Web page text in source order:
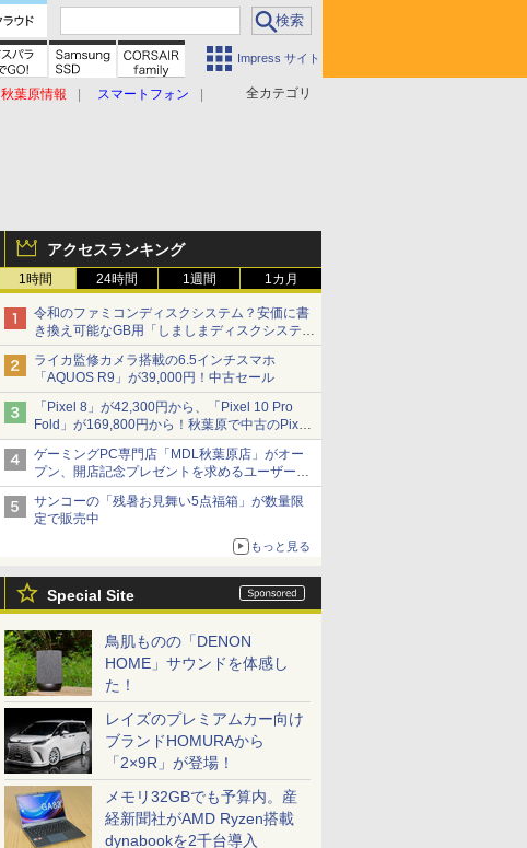
Impress サイト
全カテゴリ
秋葉原情報
スマートフォン
アクセスランキング
1時間 24時間 1週間 1カ月
令和のファミコンディスクシステム？安価に書
き換え可能なGB用「しましまディスクシステ
ム」
ライカ監修カメラ搭載の6.5インチスマホ
「AQUOS R9」が39,000円！中古セール
「Pixel 8」が42,300円から、「Pixel 10 Pro
Fold」が169,800円から！秋葉原で中古のPixel
シリーズがお買い得
ゲーミングPC専門店「MDL秋葉原店」がオー
プン、開店記念プレゼントを求めるユーザーが
押し寄せ長蛇の列に
サンコーの「残暑お見舞い5点福箱」が数量限
定で販売中
もっと見る
Special Site
鳥肌ものの「DENON
HOME」サウンドを体感し
た！
レイズのプレミアムカー向け
ブランドHOMURAから
「2×9R」が登場！
メモリ32GBでも予算内。産
経新聞社がAMD Ryzen搭載
dynabookを2千台導入